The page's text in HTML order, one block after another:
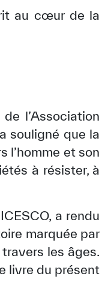
au cœur de la
l’Association
souligné que la
l’homme et son
à résister, à
a rendu
marquée par
les âges.
livre du présent